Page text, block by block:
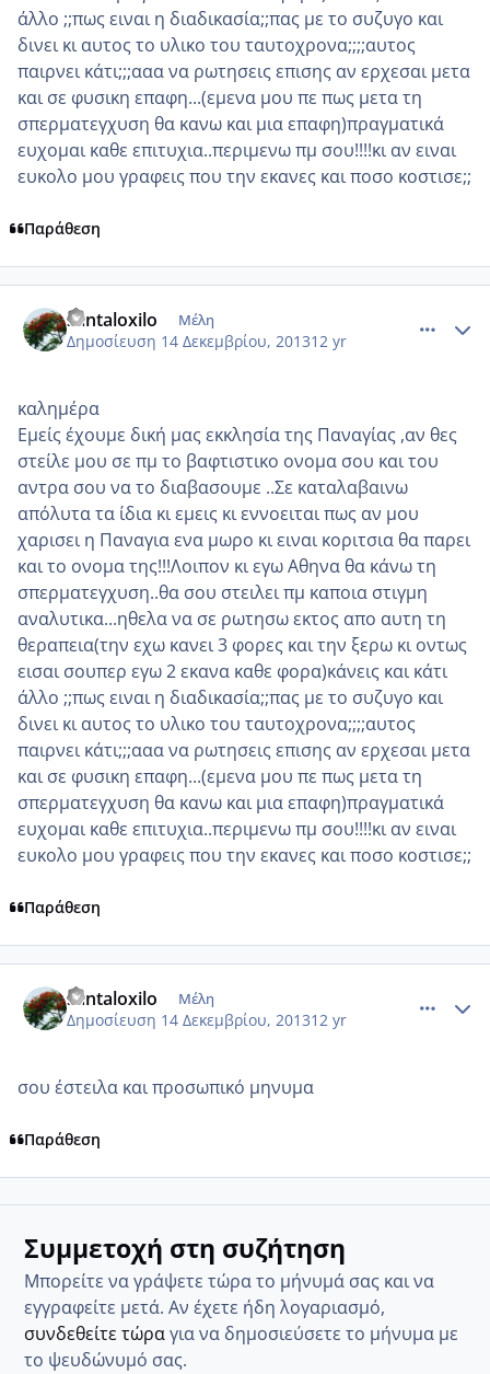
άλλο ;;πως ειναι η διαδικασία;;πας με το συζυγο και
δινει κι αυτος το υλικο του ταυτοχρονα;;;;αυτος
παιρνει κάτι;;;ααα να ρωτησεις επισης αν ερχεσαι μετα
και σε φυσικη επαφη...(εμενα μου πε πως μετα τη
σπερματεγχυση θα κανω και μια επαφη)πραγματικά
ευχομαι καθε επιτυχια..περιμενω πμ σου!!!!κι αν ειναι
ευκολο μου γραφεις που την εκανες και ποσο κοστισε;;
Παράθεση
santaloxilo Μέλη
Δημοσίευση 14 Δεκεμβρίου, 201312 yr
καλημέρα
Εμείς έχουμε δική μας εκκλησία της Παναγίας ,αν θες
στείλε μου σε πμ το βαφτιστικο ονομα σου και του
αντρα σου να το διαβασουμε ..Σε καταλαβαινω
απόλυτα τα ίδια κι εμεις κι εννοειται πως αν μου
χαρισει η Παναγια ενα μωρο κι ειναι κοριτσια θα παρει
και το ονομα της!!!Λοιπον κι εγω Αθηνα θα κάνω τη
σπερματεγχυση..θα σου στειλει πμ καποια στιγμη
αναλυτικα...ηθελα να σε ρωτησω εκτος απο αυτη τη
θεραπεια(την εχω κανει 3 φορες και την ξερω κι οντως
εισαι σουπερ εγω 2 εκανα καθε φορα)κάνεις και κάτι
άλλο ;;πως ειναι η διαδικασία;;πας με το συζυγο και
δινει κι αυτος το υλικο του ταυτοχρονα;;;;αυτος
παιρνει κάτι;;;ααα να ρωτησεις επισης αν ερχεσαι μετα
και σε φυσικη επαφη...(εμενα μου πε πως μετα τη
σπερματεγχυση θα κανω και μια επαφη)πραγματικά
ευχομαι καθε επιτυχια..περιμενω πμ σου!!!!κι αν ειναι
ευκολο μου γραφεις που την εκανες και ποσο κοστισε;;
Παράθεση
santaloxilo Μέλη
Δημοσίευση 14 Δεκεμβρίου, 201312 yr
σου έστειλα και προσωπικό μηνυμα
Παράθεση
Συμμετοχή στη συζήτηση
Μπορείτε να γράψετε τώρα το μήνυμά σας και να
εγγραφείτε μετά. Αν έχετε ήδη λογαριασμό,
συνδεθείτε τώραγια να δημοσιεύσετε το μήνυμα με
το ψευδώνυμό σας.